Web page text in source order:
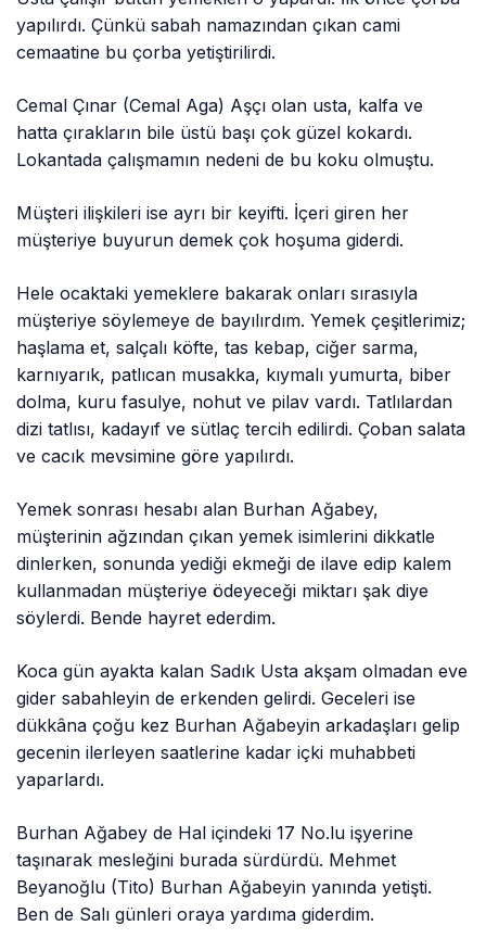
yapılırdı. Çünkü sabah namazından çıkan cami
cemaatine bu çorba yetiştirilirdi.
Cemal Çınar (Cemal Aga) Aşçı olan usta, kalfa ve
hatta çırakların bile üstü başı çok güzel kokardı.
Lokantada çalışmamın nedeni de bu koku olmuştu.
Müşteri ilişkileri ise ayrı bir keyifti. İçeri giren her
müşteriye buyurun demek çok hoşuma giderdi.
Hele ocaktaki yemeklere bakarak onları sırasıyla
müşteriye söylemeye de bayılırdım. Yemek çeşitlerimiz;
haşlama et, salçalı köfte, tas kebap, ciğer sarma,
karnıyarık, patlıcan musakka, kıymalı yumurta, biber
dolma, kuru fasulye, nohut ve pilav vardı. Tatlılardan
dizi tatlısı, kadayıf ve sütlaç tercih edilirdi. Çoban salata
ve cacık mevsimine göre yapılırdı.
Yemek sonrası hesabı alan Burhan Ağabey,
müşterinin ağzından çıkan yemek isimlerini dikkatle
dinlerken, sonunda yediği ekmeği de ilave edip kalem
kullanmadan müşteriye ödeyeceği miktarı şak diye
söylerdi. Bende hayret ederdim.
Koca gün ayakta kalan Sadık Usta akşam olmadan eve
gider sabahleyin de erkenden gelirdi. Geceleri ise
dükkâna çoğu kez Burhan Ağabeyin arkadaşları gelip
gecenin ilerleyen saatlerine kadar içki muhabbeti
yaparlardı.
Burhan Ağabey de Hal içindeki 17 No.lu işyerine
taşınarak mesleğini burada sürdürdü. Mehmet
Beyanoğlu (Tito) Burhan Ağabeyin yanında yetişti.
Ben de Salı günleri oraya yardıma giderdim.